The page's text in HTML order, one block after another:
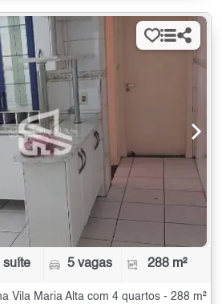
suíte 5 vagas 288 m²
Vila Maria Alta com 4 quartos - 288 m²